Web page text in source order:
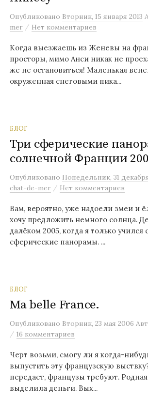
м
у
Опубликовано Вторник, 15 января 2013
mer / Нет комментариев
Когда выезжаешь из Женевы на
просторы, мимо Анси никак не
же не остановиться! Маленькая
окруженная снеговыми пика...
БЛОГ
Три сферические
солнечной Франции
Опубликовано Понедельник, 31
chat-de-mer / Нет комментариев
Вам, вероятно, уже надоели змеи и
хочу предложить немного солнца.
далёком 2005, когда я только учился
сферические панорамы. ...
БЛОГ
Ma belle France.
Опубликовано Вторник, 23 мая 2006
/ 16 комментариев
Черт возьми, смогу ли я когда-
выпустить эту французскую
передает, французы требуют.
выделила деньги. Вых...